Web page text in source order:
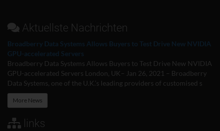
Aktuellste Nachrichten
Broadberry Data Systems Allows Buyers to Test Drive New NVIDIA
GPU-accelerated Servers
Broadberry Data Systems Allows Buyers to Test Drive New NVIDIA
GPU-accelerated Servers London, UK– Jan 26, 2021 – Broadberry
Data Systems, one of the U.K.’s leading providers of customised s
More News
links